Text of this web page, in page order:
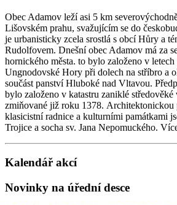
Obec Adamov leží asi 5 km
Lišovském prahu, svažujícím se do
je urbanisticky zcela srostlá s obcí Hůry a
Rudolfovem. Dnešní obec Adamov má za
hornického města. to bylo založeno v
Ungnodovské Hory při dolech na stříbro a
součást panství Hluboké nad Vltavou.
bylo založeno v katastru zaniklé středověké
zmiňované již roku 1378. Architektonickou
klasicistní radnice a kulturními památkami
Trojice a socha sv. Jana Nepomuckého.
Kalendář akcí
Novinky na úřední desce